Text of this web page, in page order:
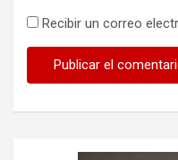
Recibir un correo